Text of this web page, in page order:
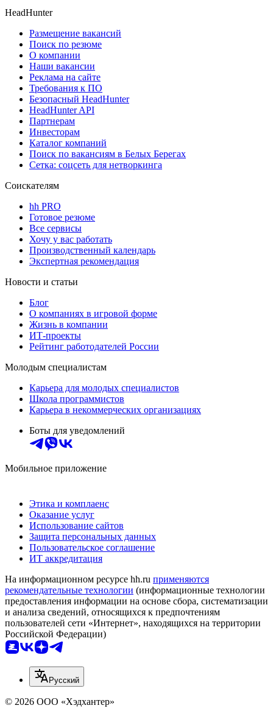
HeadHunter
Размещение вакансий
Поиск по резюме
О компании
Наши вакансии
Реклама на сайте
Требования к ПО
Безопасный HeadHunter
HeadHunter API
Партнерам
Инвесторам
Каталог компаний
Поиск по вакансиям в Белых Берегах
Сетка: соцсеть для нетворкинга
Соискателям
hh PRO
Готовое резюме
Все сервисы
Хочу у вас работать
Производственный календарь
Экспертная рекомендация
Новости и статьи
Блог
О компаниях в игровой форме
Жизнь в компании
ИТ-проекты
Рейтинг работодателей России
Молодым специалистам
Карьера для молодых специалистов
Школа программистов
Карьера в некоммерческих организациях
Боты для уведомлений
Мобильное приложение
Этика и комплаенс
Оказание услуг
Использование сайтов
Защита персональных данных
Пользовательское соглашение
ИТ аккредитация
На информационном ресурсе hh.ru применяются
рекомендательные технологии (информационные технологии
предоставления информации на основе сбора, систематизации
и анализа сведений, относящихся к предпочтениям
пользователей сети «Интернет», находящихся на территории
Российской Федерации)
Русский
© 2026 ООО «Хэдхантер»